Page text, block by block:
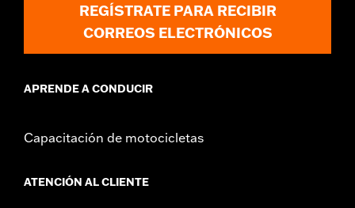
REGÍSTRATE PARA RECIBIR
CORREOS ELECTRÓNICOS
APRENDE A CONDUCIR
Capacitación de motocicletas
ATENCIÓN AL CLIENTE